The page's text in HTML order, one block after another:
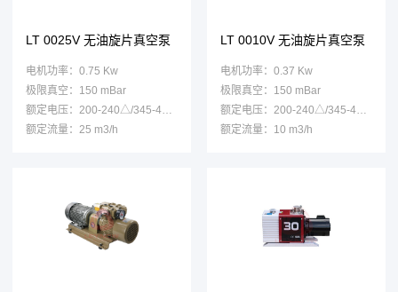
LT 0025V 无油旋片真空泵
电机功率：0.75 Kw
极限真空：150 mBar
额定电压：200-240△/345-415Y
额定流量：25 m3/h
LT 0010V 无油旋片真空泵
电机功率：0.37 Kw
极限真空：150 mBar
额定电压：200-240△/345-415Y
额定流量：10 m3/h